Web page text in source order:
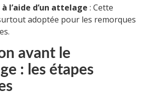
l’aide d’un attelage : Cette
adoptée pour les remorques
avant le
: les étapes